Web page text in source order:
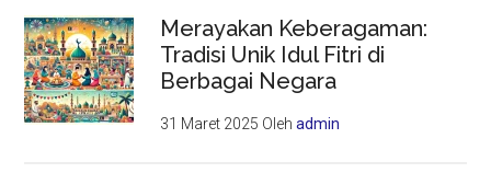
Merayakan Keberagaman:
Tradisi Unik Idul Fitri di
Berbagai Negara
31 Maret 2025 Olehadmin